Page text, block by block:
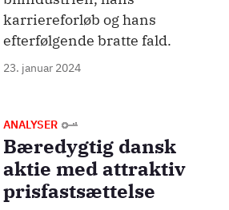
karriereforløb og hans
efterfølgende bratte fald.
23. januar 2024
ANALYSER
Bæredygtig dansk
aktie med attraktiv
prisfastsættelse